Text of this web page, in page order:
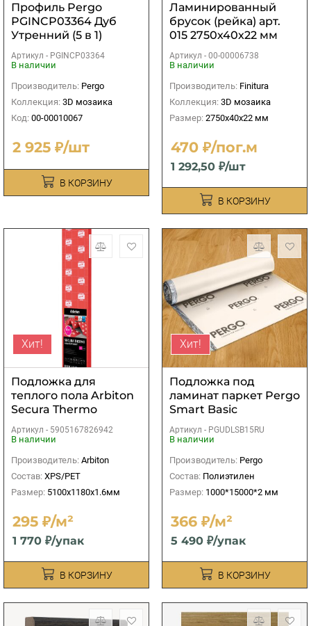
Профиль Pergo
PGINCP03364 Дуб
Утренний (5 в 1)
Артикул - PGINCP03364
В наличии
Производитель: Pergo
Коллекция: 3D мозаика
Код: 00-00010067
2 925 ₽/шт
В КОРЗИНУ
Ламинированный
брусок (рейка) арт.
015 2750х40х22 мм
Артикул - 00-00006738
В наличии
Производитель: Finitura
Коллекция: 3D мозаика
Размер: 2750х40х22 мм
470 ₽/пог.м
1 292,50 ₽/шт
В КОРЗИНУ
Хит!
Подложка для
теплого пола Arbiton
Secura Thermo
Aquastop Smart 1,6мм
Артикул - 5905167826942
В наличии
Производитель: Arbiton
Состав: XPS/PET
Размер: 5100х1180х1.6мм
295 ₽/м²
1 770 ₽/упак
В КОРЗИНУ
Хит!
Подложка под
ламинат паркет Pergo
Smart Basic
1000х15000х2 мм (15
м2)
Артикул - PGUDLSB15RU
В наличии
Производитель: Pergo
Состав: Полиэтилен
Размер: 1000*15000*2 мм
366 ₽/м²
5 490 ₽/упак
В КОРЗИНУ